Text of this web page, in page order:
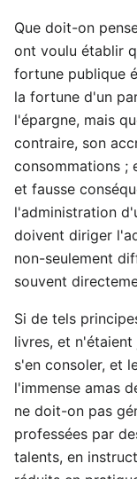
Que doit-on
ont voulu établir
fortune publique
la fortune d'un
l'épargne, mais
contraire, son
consommations ;
et fausse
l'administration
doivent diriger
non-seulement
souvent
Si de tels
livres, et
s'en consoler, et
l'immense amas
ne doit-on pas
professées par
talents, en